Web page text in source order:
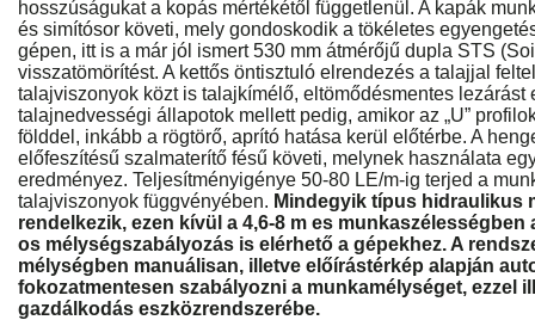
hosszúságukat a kopás mértékétől függetlenül. A kapák
és simítósor követi, mely gondoskodik a tökéletes
gépen, itt is a már jól ismert 530 mm átmérőjű dupla STS
visszatömörítést. A kettős öntisztuló elrendezés a talajjal
talajviszonyok közt is talajkímélő, eltömődésmentes lezárást
talajnedvességi állapotok mellett pedig, amikor az „U”
földdel, inkább a rögtörő, aprító hatása kerül előtérbe. A
előfeszítésű szalmaterítő fésű követi, melynek használata
eredményez. Teljesítményigénye 50-80 LE/m-ig terjed a
talajviszonyok függvényében. Mindegyik típus hidraulikus
rendelkezik, ezen kívül a 4,6-8 m es munkaszélességben
os mélységszabályozás is elérhető a gépekhez. A
mélységben manuálisan, illetve előírástérkép alapján
fokozatmentesen szabályozni a munkamélységet, ezzel
gazdálkodás eszközrendszerébe.